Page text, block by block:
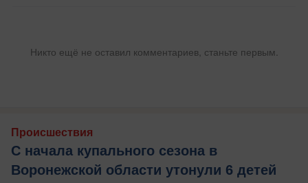
Никто ещё не оставил комментариев, станьте первым.
Происшествия
С начала купального сезона в
Воронежской области утонули 6 детей